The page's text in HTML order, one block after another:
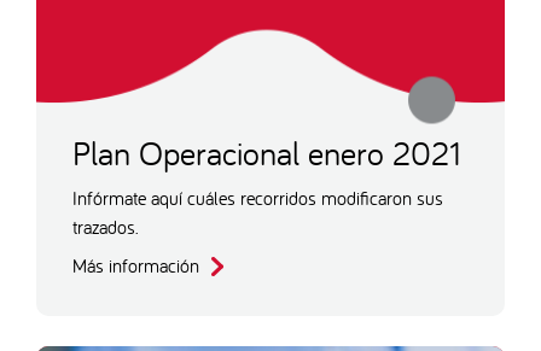
Plan Operacional enero 2021
Infórmate aquí cuáles recorridos modificaron sus
trazados.
Más información